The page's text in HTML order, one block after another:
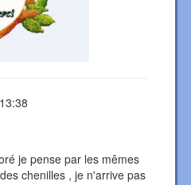
je pense par les mêmes
chenilles , je n'arrive pas